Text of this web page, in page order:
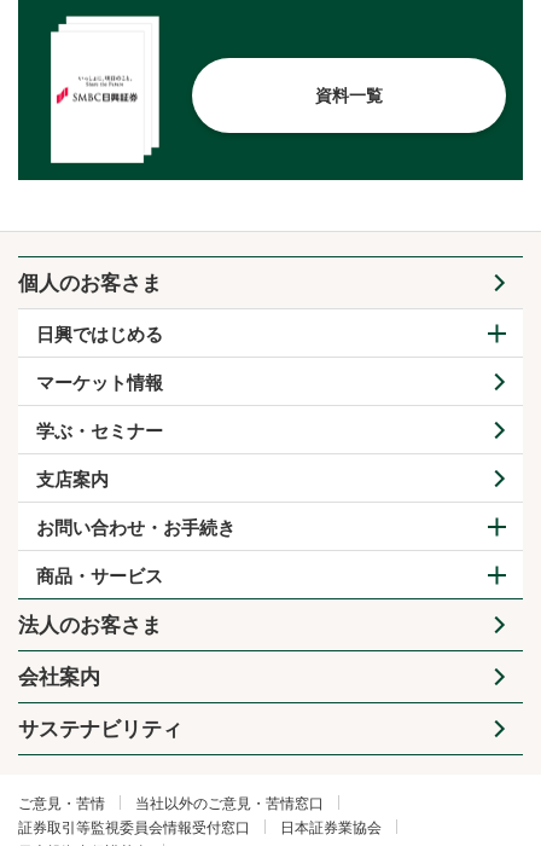
資料一覧
個人のお客さま
日興ではじめる
マーケット情報
学ぶ・セミナー
支店案内
お問い合わせ・お手続き
商品・サービス
法人のお客さま
会社案内
サステナビリティ
ご意見・苦情
当社以外のご意見・苦情窓口
証券取引等監視委員会情報受付窓口
日本証券業協会